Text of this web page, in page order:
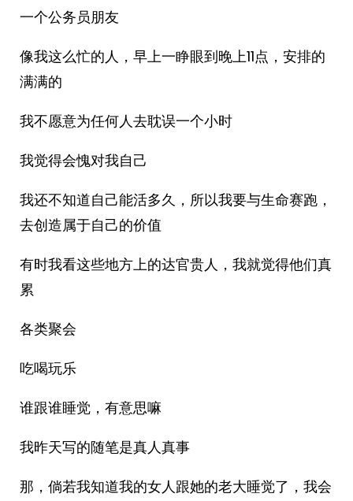
一个公务员朋友
像我这么忙的人，早上一睁眼到晚上11点，安排的
满满的
我不愿意为任何人去耽误一个小时
我觉得会愧对我自己
我还不知道自己能活多久，所以我要与生命赛跑，
去创造属于自己的价值
有时我看这些地方上的达官贵人，我就觉得他们真
累
各类聚会
吃喝玩乐
谁跟谁睡觉，有意思嘛
我昨天写的随笔是真人真事
那，倘若我知道我的女人跟她的老大睡觉了，我会